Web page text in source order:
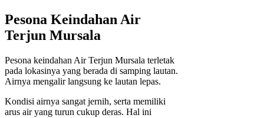
Pesona Keindahan Air
Terjun Mursala
Pesona keindahan Air Terjun Mursala terletak
pada lokasinya yang berada di samping lautan.
Airnya mengalir langsung ke lautan lepas.
Kondisi airnya sangat jernih, serta memiliki
arus air yang turun cukup deras. Hal ini